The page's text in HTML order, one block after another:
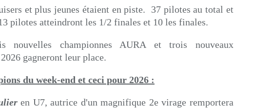
et plus jeunes étaient en piste. 37 pilotes au total et
pilotes atteindront les 1/2 finales et 10 les finales.
nouvelles championnes AURA et trois nouveaux
gagneront leur place.
du week-end et ceci pour 2026 :
en U7, autrice d'un magnifique 2e virage remportera